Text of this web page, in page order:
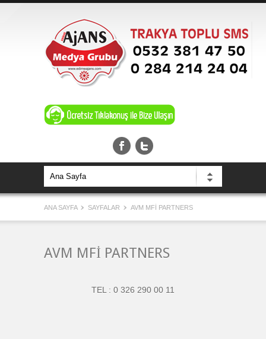
ANA SAYFA SAYFALAR AVM MFİ PARTNERS
AVM MFİ PARTNERS
TEL : 0 326 290 00 11